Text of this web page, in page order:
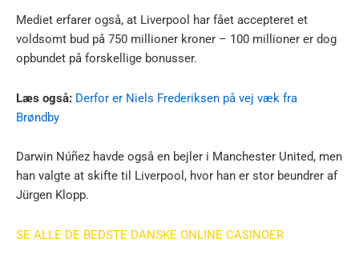
Mediet erfarer også, at Liverpool har fået accepteret et
voldsomt bud på 750 millioner kroner – 100 millioner er dog
opbundet på forskellige bonusser.
Læs også: Derfor er Niels Frederiksen på vej væk fra
Brøndby
Darwin Núñez havde også en bejler i Manchester United, men
han valgte at skifte til Liverpool, hvor han er stor beundrer af
Jürgen Klopp.
SE ALLE DE BEDSTE DANSKE ONLINE CASINOER